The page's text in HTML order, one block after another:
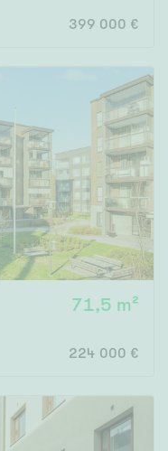
Ei uudiskohteita
Ei arvokohteita
399 000 €
71,5 m²
224 000 €